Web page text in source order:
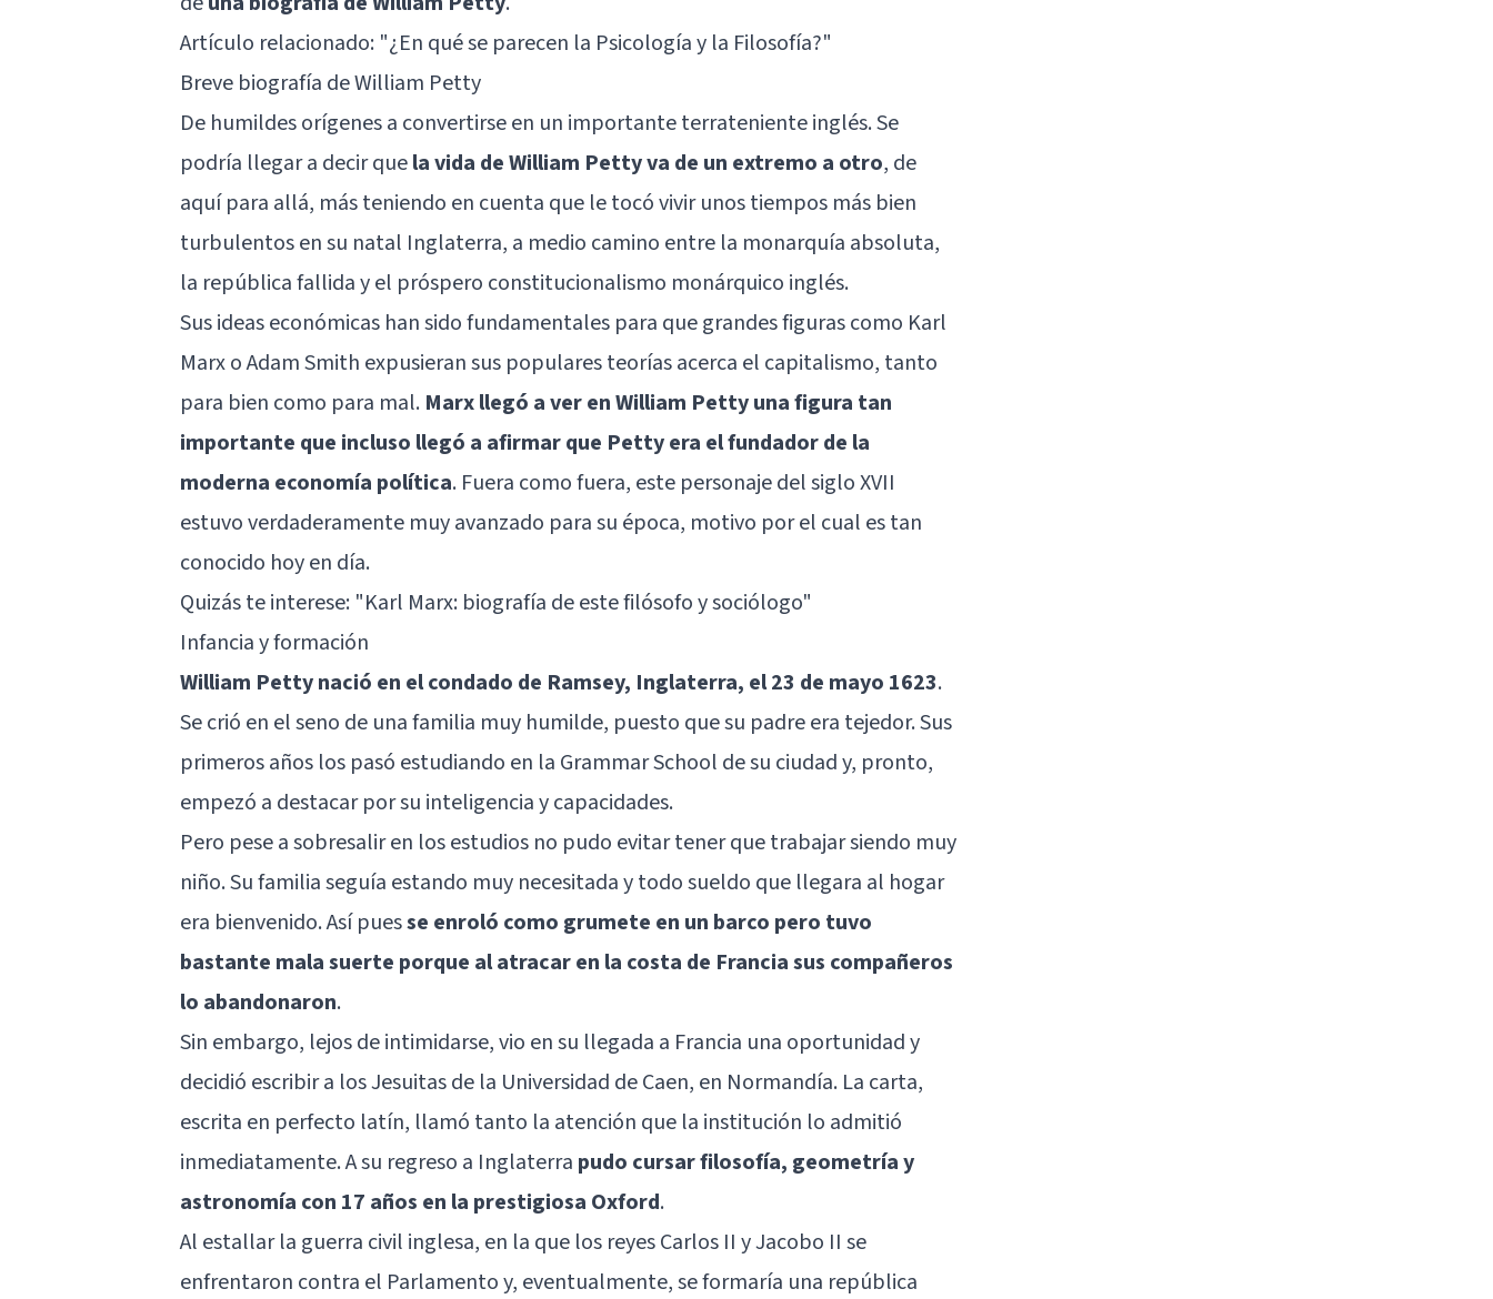
Artículo relacionado: "¿En qué se parecen la Psicología y la Filosofía?"
Breve biografía de William Petty
De humildes orígenes a convertirse en un importante terrateniente inglés. Se
podría llegar a decir quela vida de William Petty va de un extremo a otro, de
aquí para allá, más teniendo en cuenta que le tocó vivir unos tiempos más bien
turbulentos en su natal Inglaterra, a medio camino entre la monarquía absoluta,
la república fallida y el próspero constitucionalismo monárquico inglés.
Sus ideas económicas han sido fundamentales para que grandes figuras como Karl
Marx o Adam Smith expusieran sus populares teorías acerca el capitalismo, tanto
para bien como para mal. Marx llegó a ver en William Petty una figura tan
importante que incluso llegó a afirmar que Petty era el fundador de la
moderna economía política. Fuera como fuera, este personaje del siglo XVII
estuvo verdaderamente muy avanzado para su época, motivo por el cual es tan
conocido hoy en día.
Quizás te interese: "Karl Marx: biografía de este filósofo y sociólogo"
Infancia y formación
William Petty nació en el condado de Ramsey, Inglaterra, el 23 de mayo 1623.
Se crió en el seno de una familia muy humilde, puesto que su padre era tejedor. Sus
primeros años los pasó estudiando en la Grammar School de su ciudad y, pronto,
empezó a destacar por su inteligencia y capacidades.
Pero pese a sobresalir en los estudios no pudo evitar tener que trabajar siendo muy
niño. Su familia seguía estando muy necesitada y todo sueldo que llegara al hogar
era bienvenido. Así puesse enroló como grumete en un barco pero tuvo
bastante mala suerte porque al atracar en la costa de Francia sus compañeros
lo abandonaron.
Sin embargo, lejos de intimidarse, vio en su llegada a Francia una oportunidad y
decidió escribir a los Jesuitas de la Universidad de Caen, en Normandía. La carta,
escrita en perfecto latín, llamó tanto la atención que la institución lo admitió
inmediatamente. A su regreso a Inglaterra pudo cursar filosofía, geometría y
astronomía con 17 años en la prestigiosa Oxford.
Al estallar la guerra civil inglesa, en la que los reyes Carlos II y Jacobo II se
enfrentaron contra el Parlamento y, eventualmente, se formaría una república